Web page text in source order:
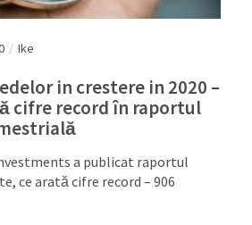
/ Ike
in crestere in 2020 –
cifre record în raportul
a publicat raportul
ce arată cifre record – 906